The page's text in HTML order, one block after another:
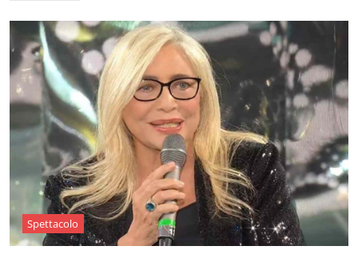
Spettacolo